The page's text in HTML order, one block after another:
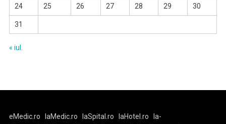
24 25 26 27 28 29 30
31
« iul.
eMedic.ro laMedic.ro laSpital.ro laHotel.ro
la-